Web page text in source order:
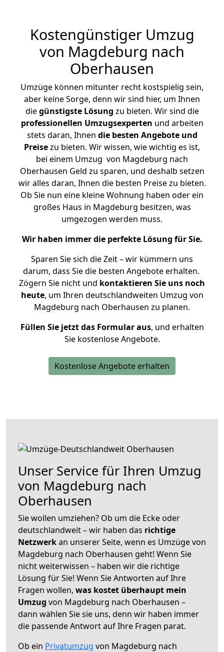
Kostengünstiger Umzug
von Magdeburg nach
Oberhausen
Umzüge können mitunter recht kostspielig sein,
aber keine Sorge, denn wir sind hier, um Ihnen
diegünstigste Lösung zu bieten. Wir sind die
professionellen Umzugsexperten und arbeiten
stets daran, Ihnen die besten Angebote und
Preisezu bieten. Wir wissen, wie wichtig es ist,
bei einem Umzug von Magdeburg nach
Oberhausen Geld zu sparen, und deshalb setzen
wir alles daran, Ihnen die besten Preise zu bieten.
Ob Sie nun eine kleine Wohnung haben oder ein
großes Haus in Magdeburg besitzen, was
umgezogen werden muss.
Wir haben immer die perfekte Lösung für Sie.
Sparen Sie sich die Zeit – wir kümmern uns
darum, dass Sie die besten Angebote erhalten.
Zögern Sie nicht und kontaktieren Sie uns noch
heute, um Ihren deutschlandweiten Umzug von
Magdeburg nach Oberhausen zu planen.
Füllen Sie jetzt das Formular aus, und erhalten
Sie kostenlose Angebote.
Kostenlose Angebote erhalten
Unser Service für Ihren Umzug
von Magdeburg nach
Oberhausen
Sie wollen umziehen? Ob um die Ecke oder
deutschlandweit – wir haben das richtige
Netzwerkan unserer Seite, wenn es Umzüge von
Magdeburg nach Oberhausen geht! Wenn Sie
nicht weiterwissen – haben wir die richtige
Lösung für Sie! Wenn Sie Antworten auf Ihre
Fragen wollen, was kostet überhaupt mein
Umzug von Magdeburg nach Oberhausen –
dann wählen Sie sie uns, denn wir haben immer
die passende Antwort auf Ihre Fragen parat.
Ob ein Privatumzug von Magdeburg nach